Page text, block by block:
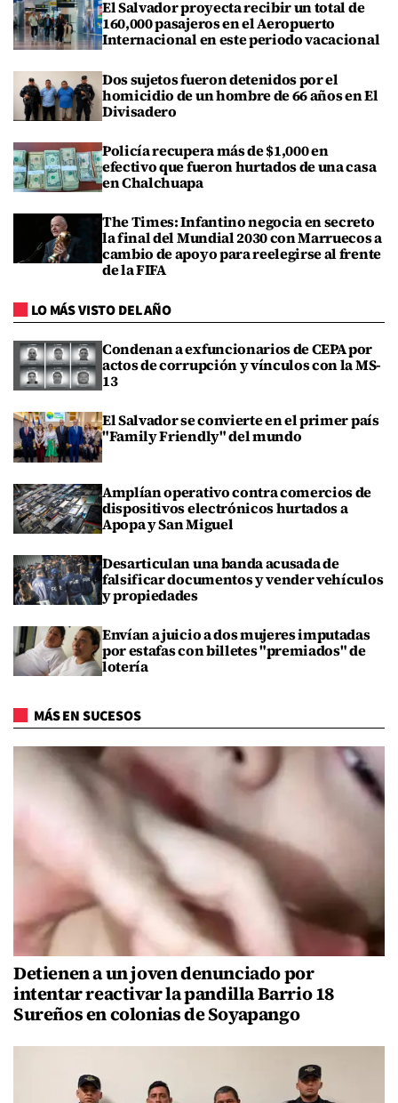
El Salvador proyecta recibir un total de
160,000 pasajeros en el Aeropuerto
Internacional en este periodo vacacional
Dos sujetos fueron detenidos por el
homicidio de un hombre de 66 años en El
Divisadero
Policía recupera más de $1,000 en
efectivo que fueron hurtados de una casa
en Chalchuapa
The Times: Infantino negocia en secreto
la final del Mundial 2030 con Marruecos a
cambio de apoyo para reelegirse al frente
de la FIFA
LO MÁS VISTO DEL AÑO
Condenan a exfuncionarios de CEPA por
actos de corrupción y vínculos con la MS-
13
El Salvador se convierte en el primer país
"Family Friendly" del mundo
Amplían operativo contra comercios de
dispositivos electrónicos hurtados a
Apopa y San Miguel
Desarticulan una banda acusada de
falsificar documentos y vender vehículos
y propiedades
Envían a juicio a dos mujeres imputadas
por estafas con billetes "premiados" de
lotería
MÁS EN SUCESOS
Detienen a un joven denunciado por
intentar reactivar la pandilla Barrio 18
Sureños en colonias de Soyapango